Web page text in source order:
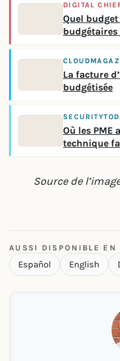
DIGITAL
Quel
budgétaires
La facture
budgétisée
Où les PME
technique
Source de
AUSSI DISPONIBLE EN
Español English